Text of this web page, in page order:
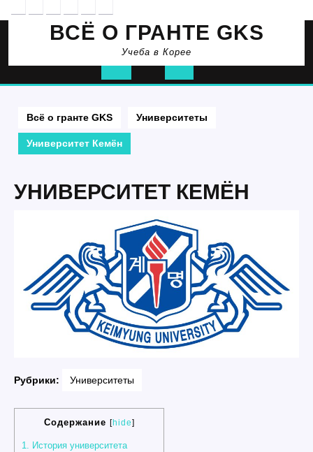
к
содержимомуВСЁ О ГРАНТЕ GKS
Учеба в Корее
Открыть
Всё о гранте GKS Университеты
Университет Кемён
УНИВЕРСИТЕТ КЕМЁН
Рубрики: Университеты
Содержание [hide]
1.
История университета